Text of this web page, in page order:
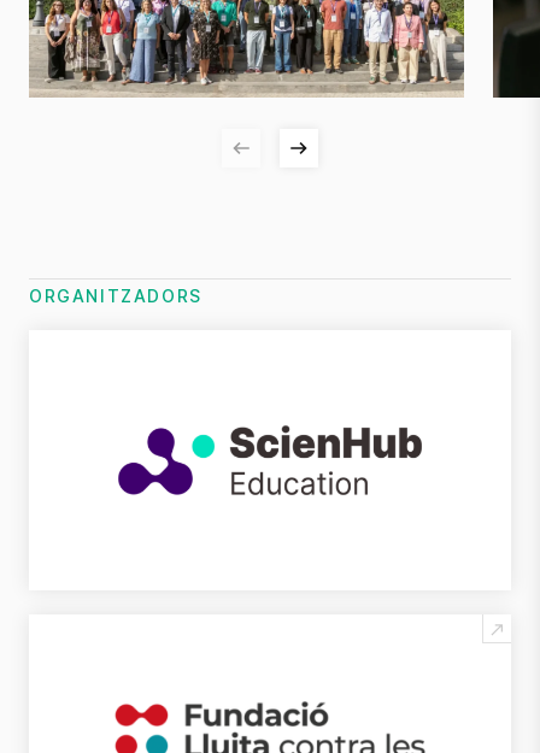
ORGANITZADORS